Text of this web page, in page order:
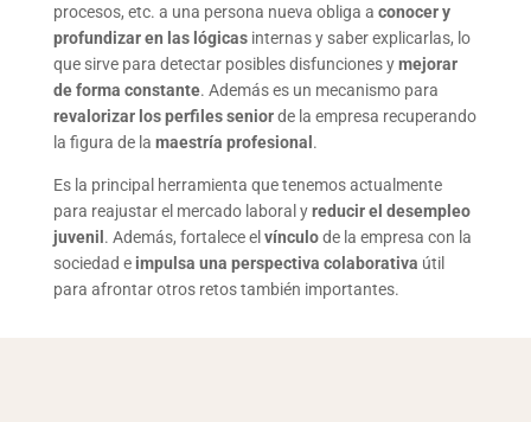
procesos, etc. a una persona nueva obliga a conocer y
profundizar en las lógicas internas y saber explicarlas, lo
que sirve para detectar posibles disfunciones ymejorar
de forma constante. Además es un mecanismo para
revalorizar los perfiles seniorde la empresa recuperando
la figura de la maestría profesional .
Es la principal herramienta que tenemos actualmente
para reajustar el mercado laboral yreducir el desempleo
juvenil . Además, fortalece el vínculode la empresa con la
sociedad e impulsa una perspectiva colaborativa útil
para afrontar otros retos también importantes.